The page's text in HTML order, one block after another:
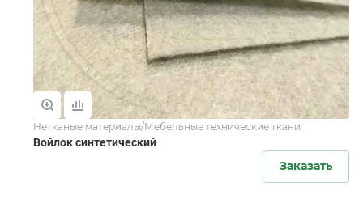
Нетканые материалы/Мебельные технические ткани
Войлок синтетический
Заказать